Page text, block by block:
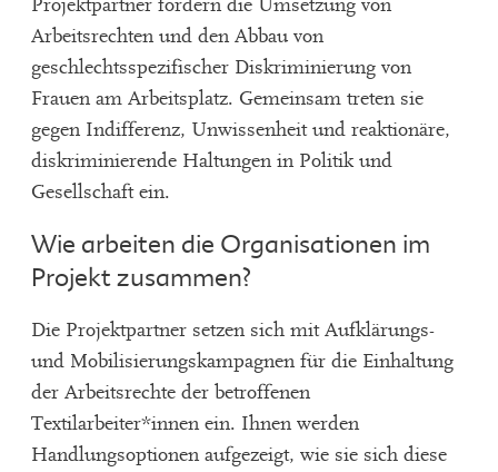
Arbeitsrechten und den Abbau von
geschlechtsspezifischer Diskriminierung von
Frauen am Arbeitsplatz. Gemeinsam treten sie
gegen Indifferenz, Unwissenheit und reaktionäre,
diskriminierende Haltungen in Politik und
Gesellschaft ein.
Wie arbeiten die Organisationen im
Projekt zusammen?
Die Projektpartner setzen sich mit Aufklärungs-
und Mobilisierungskampagnen für die Einhaltung
der Arbeitsrechte der betroffenen
Textilarbeiter*innen ein. Ihnen werden
Handlungsoptionen aufgezeigt, wie sie sich diese